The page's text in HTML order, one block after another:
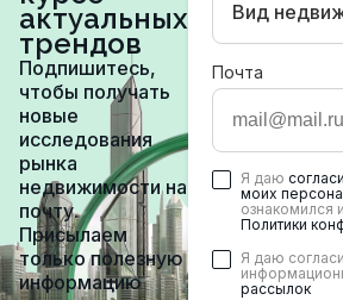
актуальных
трендов
Подпишитесь,
чтобы получать
новые
исследования
рынка
недвижимости на
почту.
Присылаем
только полезную
информацию
Вид
Почта
Я даю
моих
ознакомился
Политики
Я даю
рассылок